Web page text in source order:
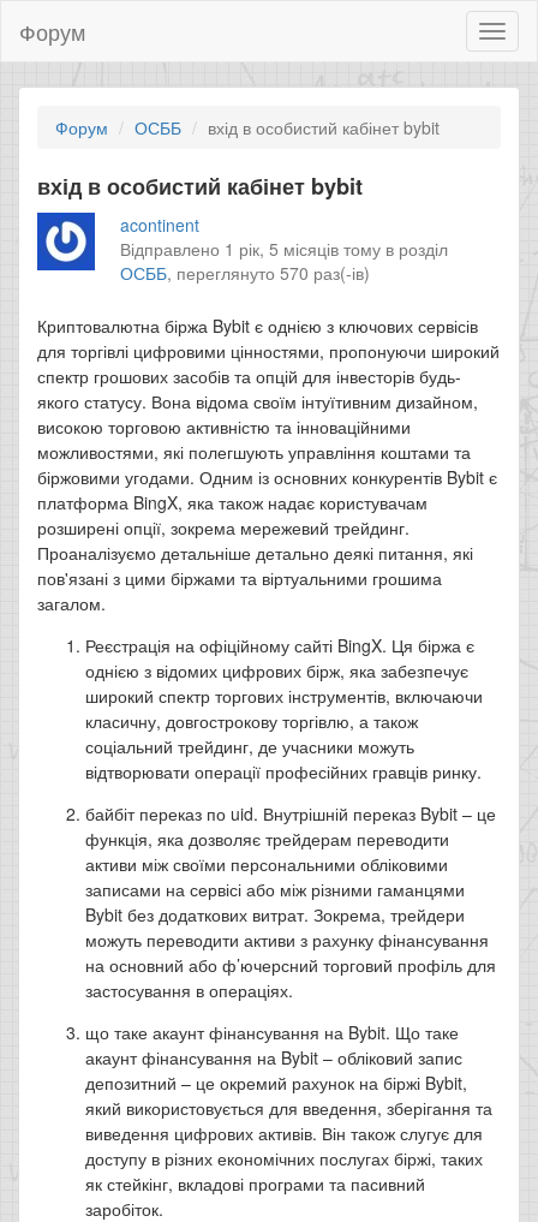
Форум
Форум ОСББ вхід в особистий кабінет bybit
вхід в особистий кабінет bybit
acontinent
Відправлено 1 рік, 5 місяців тому в розділ
ОСББ, переглянуто 570 раз(-ів)
Криптовалютна біржа Bybit є однією з ключових сервісів
для торгівлі цифровими цінностями, пропонуючи широкий
спектр грошових засобів та опцій для інвесторів будь-
якого статусу. Вона відома своїм інтуїтивним дизайном,
високою торговою активністю та інноваційними
можливостями, які полегшують управління коштами та
біржовими угодами. Одним із основних конкурентів Bybit є
платформа BingX, яка також надає користувачам
розширені опції, зокрема мережевий трейдинг.
Проаналізуємо детальніше детально деякі питання, які
пов'язані з цими біржами та віртуальними грошима
загалом.
Реєстрація на офіційному сайті BingX. Ця біржа є
однією з відомих цифрових бірж, яка забезпечує
широкий спектр торгових інструментів, включаючи
класичну, довгострокову торгівлю, а також
соціальний трейдинг, де учасники можуть
відтворювати операції професійних гравців ринку.
байбіт переказ по uid. Внутрішній переказ Bybit – це
функція, яка дозволяє трейдерам переводити
активи між своїми персональними обліковими
записами на сервісі або між різними гаманцями
Bybit без додаткових витрат. Зокрема, трейдери
можуть переводити активи з рахунку фінансування
на основний або ф’ючерсний торговий профіль для
застосування в операціях.
що таке акаунт фінансування на Bybit. Що таке
акаунт фінансування на Bybit – обліковий запис
депозитний – це окремий рахунок на біржі Bybit,
який використовується для введення, зберігання та
виведення цифрових активів. Він також слугує для
доступу в різних економічних послугах біржі, таких
як стейкінг, вкладові програми та пасивний
заробіток.